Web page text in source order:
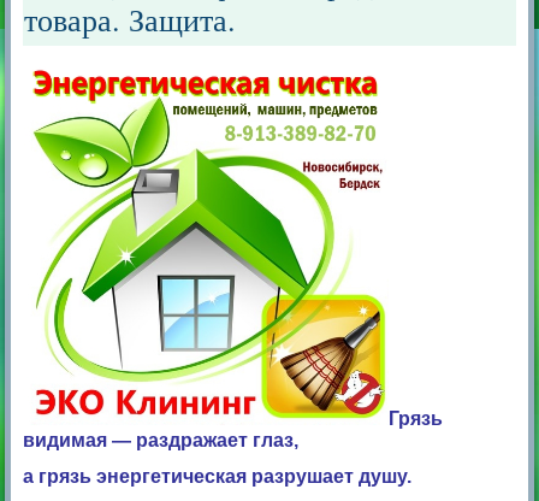
товара. Защита.
Грязь
видимая — раздражает глаз,
а грязь энергетическая разрушает душу.